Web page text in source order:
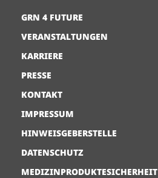
GRN 4 FUTURE
VERANSTALTUNGEN
KARRIERE
PRESSE
KONTAKT
IMPRESSUM
HINWEISGEBERSTELLE
DATENSCHUTZ
MEDIZINPRODUKTESICHERHEIT